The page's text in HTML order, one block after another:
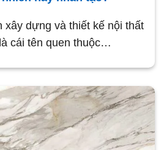
xây dựng và thiết kế nội thất
cái tên quen thuộc…